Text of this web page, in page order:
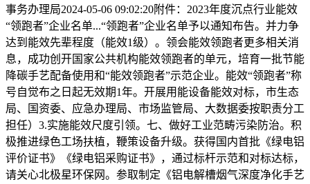
事务办理局2024-05-06 09:02:20附件：2023年度沉点行业能效
“领跑者”企业名单...“领跑者”企业名单予以通知布告。并力争
达到能效先辈程度（能效1级）。领会能效领跑者更多相关消
息，成功创开国家公共机构能效领跑者的单元，培育一批节能
降碳手艺配备使用和“能效领跑者”示范企业。能效“领跑者”称
号自觉布之日起无效期1年。开展用能设备能效对标，市生态
局、国资委、应急办理局、市场监管局、大数据委按职责分工
担任）3.实施能效尺度引领。七、做好工业范畴污染防治。积
极推进绿色工场扶植，鞭策设备升级。获得国内首批《绿电铝
评价证书》《绿电铝采购证书》，通过标杆示范和对标达标，
请关心北极星环保网。参取制定《铝电解槽烟气深度净化手艺